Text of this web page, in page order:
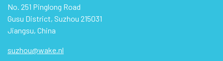
No. 251 Pinglong Road
Gusu District, Suzhou 215031
Jiangsu, China
suzhou@wake.nl